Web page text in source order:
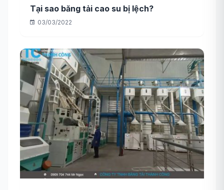
Tại sao băng tải cao su bị lệch?
03/03/2022